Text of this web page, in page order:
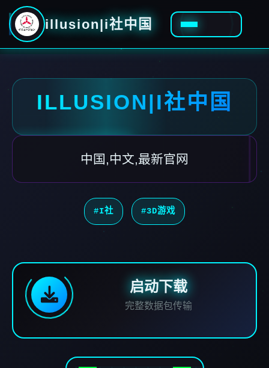
illusion|i社中国
ILLUSION|I社中国
中国,中文,最新官网
#I社 #3D游戏
启动下载
完整数据包传输